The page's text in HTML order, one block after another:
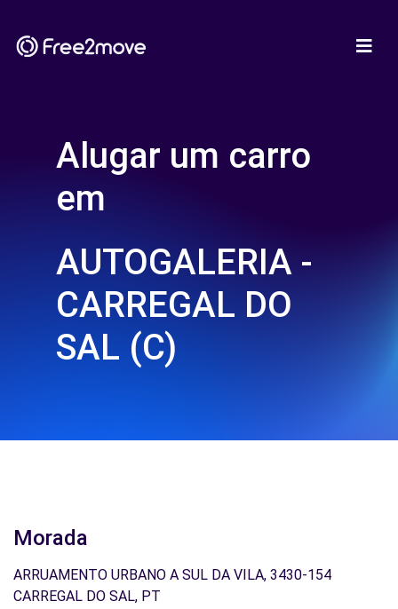
Alugar um carro
em
AUTOGALERIA -
CARREGAL DO
SAL (C)
Morada
ARRUAMENTO URBANO A SUL DA VILA, 3430-154
CARREGAL DO SAL, PT